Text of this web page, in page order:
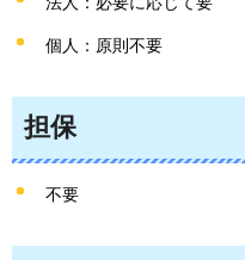
個人：原則不要
担保
不要